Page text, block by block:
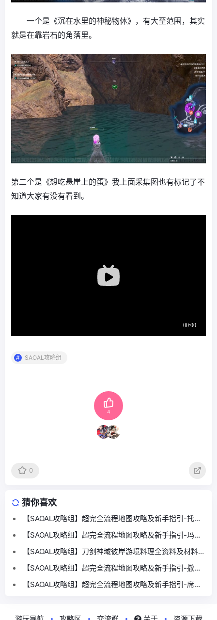
一个是《沉在水里的神秘物体》，有大至范围，其实
就是在靠岩石的角落里。
第二个是《想吃悬崖上的蛋》我上面采集图也有标记了不
知道大家有没有看到。
SAOAL攻略组
4
0
猜你喜欢
【SAOAL攻略组】超完全流程地图攻略及新手指引-托雷
提斯山峰篇
【SAOAL攻略组】超完全流程地图攻略及新手指引-玛吾
尼德大道篇
【SAOAL攻略组】刀剑神域彼岸游境料理全资料及材料出
处
【SAOAL攻略组】超完全流程地图攻略及新手指引-撒罗
鲁山地篇
【SAOAL攻略组】超完全流程地图攻略及新手指引-席比